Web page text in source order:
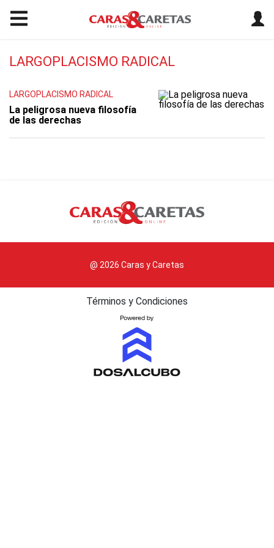
LARGOPLACISMO RADICAL
LARGOPLACISMO RADICAL
La peligrosa nueva filosofía
de las derechas
@ 2026 Caras y Caretas
Términos y Condiciones